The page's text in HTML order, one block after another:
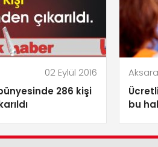
02 Eylül 2016
286 kişi
bu